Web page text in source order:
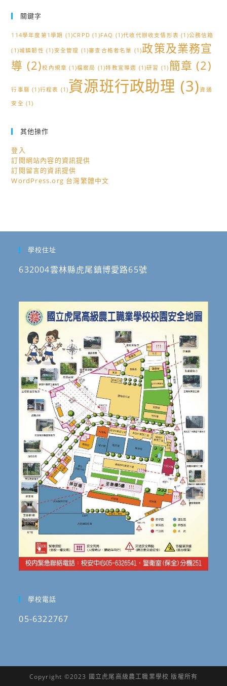
關鍵字
114學年度第1學期 (1)CRPD (1)FAQ (1)代收代辦收支情形表 (1)公務信箱
(1)城鎮韌性 (1)安全管理 (1)審查合格者名單 (1)政策及業務宣
導 (2)校內規章 (1)檔案局 (1)特教宣導週 (1)研習 (1) 簡章 (2)
行事曆 (1)行程表 (1)資源班行政助理 (3)資通
安全 (1)
其他操作
登入
訂閱網站內容的資訊提供
訂閱留言的資訊提供
WordPress.org 台灣繁體中文
學校住址
632004雲林縣虎尾鎮博愛路65號
學校電話
05-6322767
Copyright ©2023 國立虎尾高級農工職業學校 版權所有